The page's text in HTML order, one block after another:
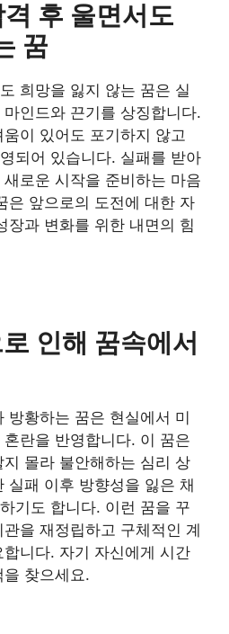
후 울면서도
꿈
희망을 잃지 않는 꿈은 실
인드와 끈기를 상징합니다.
이 있어도 포기하지 않고
되어 있습니다. 실패를 받아
로운 시작을 준비하는 마음
은 앞으로의 도전에 대한 자
장과 변화를 위한 내면의 힘
인해 꿈속에서
방황하는 꿈은 현실에서 미
란을 반영합니다. 이 꿈은
몰라 불안해하는 심리 상
실패 이후 방향성을 잃은 채
기도 합니다. 이런 꿈을 꾸
을 재정립하고 구체적인 계
니다. 자기 자신에게 시간
찾으세요.